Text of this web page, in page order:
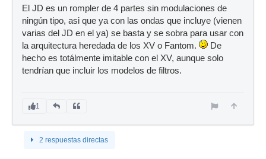
El JD es un rompler de 4 partes sin modulaciones de
ningún tipo, asi que ya con las ondas que incluye (vienen
varias del JD en el ya) se basta y se sobra para usar con
la arquitectura heredada de los XV o Fantom.
De
hecho es totálmente imitable con el XV, aunque solo
tendrían que incluir los modelos de filtros.
1
2 respuestas directas